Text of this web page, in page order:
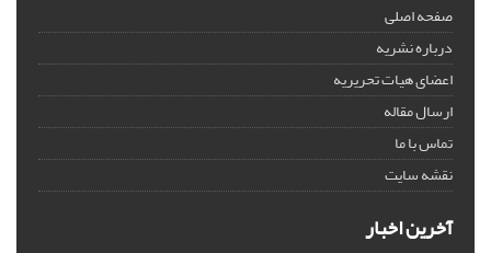
صفحه اصلی
درباره نشریه
اعضای هیات تحریریه
ارسال مقاله
تماس با ما
نقشه سایت
آخرین اخبار